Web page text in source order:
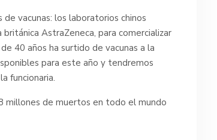
vacunas: los laboratorios chinos
AstraZeneca, para comercializar
40 años ha surtido de vacunas a la
para este año y tendremos
funcionaria.
millones de muertos en todo el mundo